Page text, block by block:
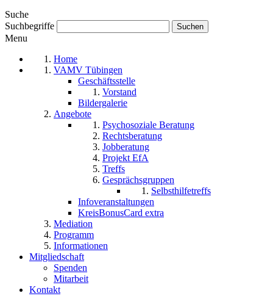
Suche
Suchbegriffe
Menu
Home
VAMV Tübingen
Geschäftsstelle
Vorstand
Bildergalerie
Angebote
Psychosoziale Beratung
Rechtsberatung
Jobberatung
Projekt EfA
Treffs
Gesprächsgruppen
Selbsthilfetreffs
Infoveranstaltungen
KreisBonusCard extra
Mediation
Programm
Informationen
Mitgliedschaft
Spenden
Mitarbeit
Kontakt